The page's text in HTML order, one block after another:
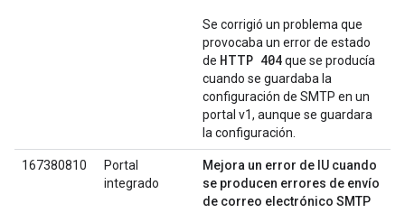
Se corrigió un problema que
provocaba un error de estado
de HTTP 404que se producía
cuando se guardaba la
configuración de SMTP en un
portal v1, aunque se guardara
la configuración.
167380810
Portal
integrado
Mejora un error de IU cuando
se producen errores de envío
de correo electrónico SMTP